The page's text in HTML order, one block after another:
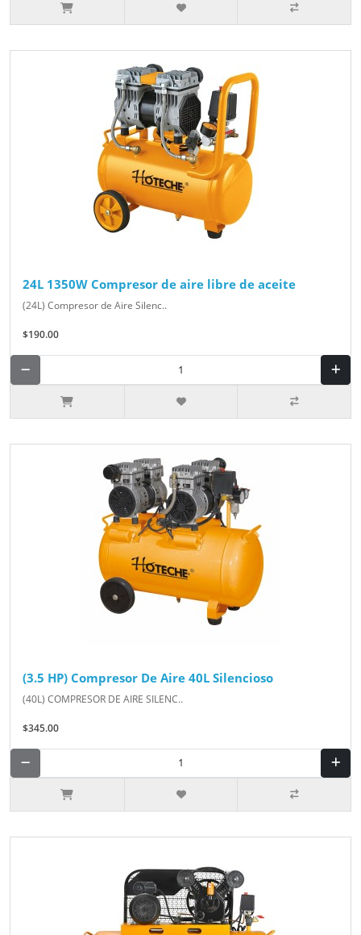
24L 1350W Compresor de aire libre de aceite
(24L) Compresor de Aire Silenc..
$190.00
(3.5 HP) Compresor De Aire 40L Silencioso
(40L) COMPRESOR DE AIRE SILENC..
$345.00